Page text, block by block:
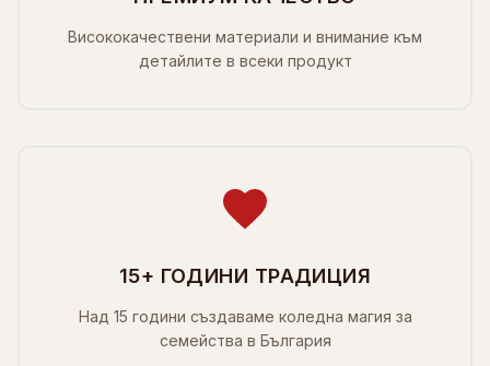
Висококачествени материали и внимание към
детайлите в всеки продукт
15+ ГОДИНИ ТРАДИЦИЯ
Над 15 години създаваме коледна магия за
семейства в България